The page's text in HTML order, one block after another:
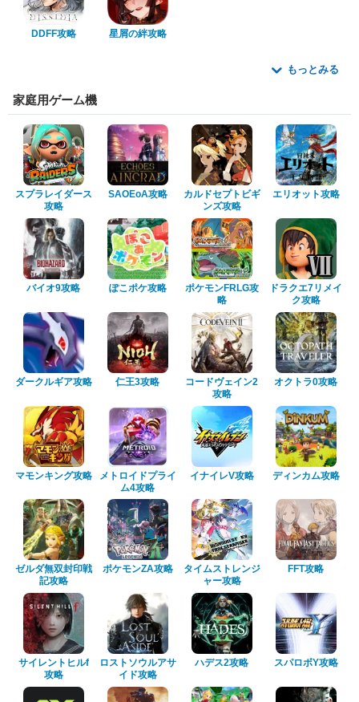
DDFF攻略 星屑の絆攻略
もっとみる
家庭用ゲーム機
スプラレイダース
攻略
SAOEoA攻略
カルドセプトビギ
ンズ攻略
エリオット攻略
バイオ9攻略 ぽこポケ攻略
ポケモンFRLG攻
略
ドラクエ7リメイ
ク攻略
ダークルギア攻略 仁王3攻略
コードヴェイン2
攻略
オクトラ0攻略
マモンキング攻略
メトロイドプライ
ム4攻略
イナイレV攻略 ディンカム攻略
ゼルダ無双封印戦
記攻略
ポケモンZA攻略
タイムストレンジ
ャー攻略
FFT攻略
サイレントヒルf
攻略
ロストソウルアサ
イド攻略
ハデス2攻略 スパロボY攻略